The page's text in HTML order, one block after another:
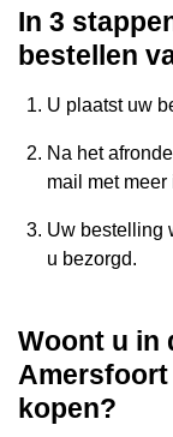
In 3
bestellen
U plaatst uw
Na het
mail met
Uw bestelling
u bezorgd.
Woont u in
kopen?